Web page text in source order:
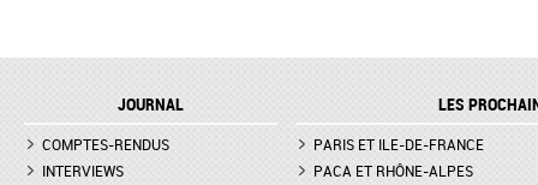
JOURNAL
COMPTES-RENDUS
INTERVIEWS
LES
PARIS ET ILE-DE-FRANCE
PACA ET RHÔNE-ALPES